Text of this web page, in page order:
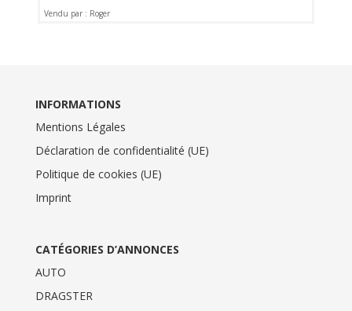
Vendu par : Roger
INFORMATIONS
Mentions Légales
Déclaration de confidentialité (UE)
Politique de cookies (UE)
Imprint
CATÉGORIES D’ANNONCES
AUTO
DRAGSTER